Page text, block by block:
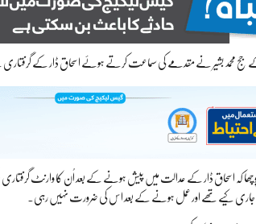
کے جج محمد بشیر نے مقدمے کی سماعت کرتے ہوئے اسحاق ڈار کے
کہ اسحاق ڈار کے عدالت میں پیش ہونے کے بعد اُن کا وارنٹ
کیے تھے اور عمل ہونے کے بعد اس کی ضرورت نہیں رہی۔